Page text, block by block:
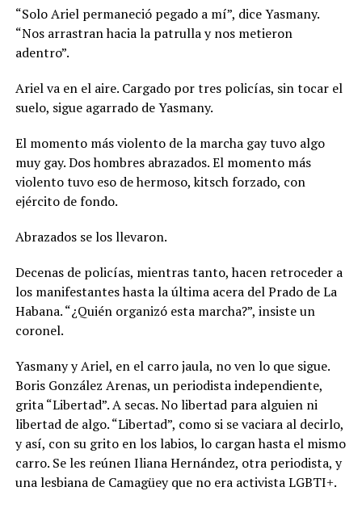
“Solo Ariel permaneció pegado a mí”, dice Yasmany.
“Nos arrastran hacia la patrulla y nos metieron
adentro”.
Ariel va en el aire. Cargado por tres policías, sin tocar el
suelo, sigue agarrado de Yasmany.
El momento más violento de la marcha gay tuvo algo
muy gay. Dos hombres abrazados. El momento más
violento tuvo eso de hermoso, kitsch forzado, con
ejército de fondo.
Abrazados se los llevaron.
Decenas de policías, mientras tanto, hacen retroceder a
los manifestantes hasta la última acera del Prado de La
Habana. “¿Quién organizó esta marcha?”, insiste un
coronel.
Yasmany y Ariel, en el carro jaula, no ven lo que sigue.
Boris González Arenas, un periodista independiente,
grita “Libertad”. A secas. No libertad para alguien ni
libertad de algo. “Libertad”, como si se vaciara al decirlo,
y así, con su grito en los labios, lo cargan hasta el mismo
carro. Se les reúnen Iliana Hernández, otra periodista, y
una lesbiana de Camagüey que no era activista LGBTI+.